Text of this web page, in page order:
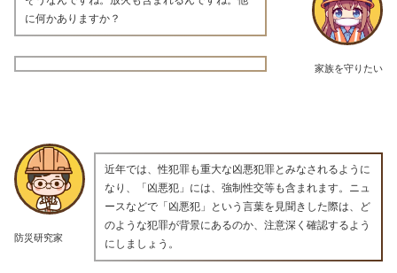
家族を守りたい
に何かありますか？
防災研究家
近年では、性犯罪も重大な凶悪犯罪とみなされるように
なり、「凶悪犯」には、強制性交等も含まれます。ニュ
ースなどで「凶悪犯」という言葉を見聞きした際は、ど
のような犯罪が背景にあるのか、注意深く確認するよう
にしましょう。